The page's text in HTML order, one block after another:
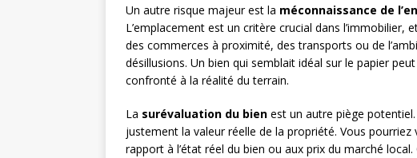
Un autre risque majeur est la méconnaissance de
L’emplacement est un critère crucial dans
des commerces à proximité, des transports ou de
désillusions. Un bien qui semblait idéal sur le papier
confronté à la réalité du terrain.
La surévaluation du bien est un autre piège
justement la valeur réelle de la propriété. Vous
rapport à l’état réel du bien ou aux prix du marché